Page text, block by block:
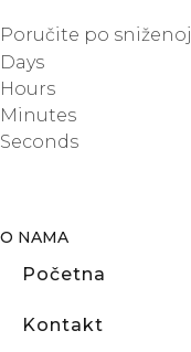
Poručite po
Days
Hours
Minutes
Seconds
O NAMA
Početna
Kontakt